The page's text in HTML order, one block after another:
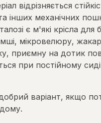
відрізняється
інших механічних
є м'які крісла для
мікровелюру,
приємну на дотик
при постійному
варіант, якщо